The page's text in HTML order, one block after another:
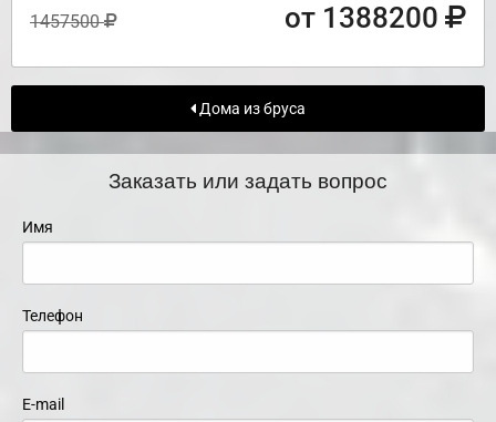
1457500 от 1388200
Дома из бруса
Заказать или задать вопрос
Имя
Телефон
E-mail